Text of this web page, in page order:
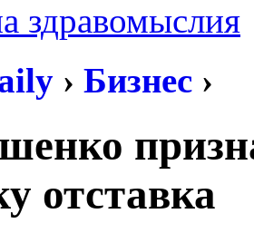
здравомыслия
› Бизнес ›
отставка